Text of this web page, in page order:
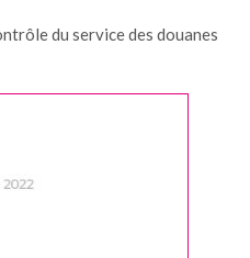
du service des douanes